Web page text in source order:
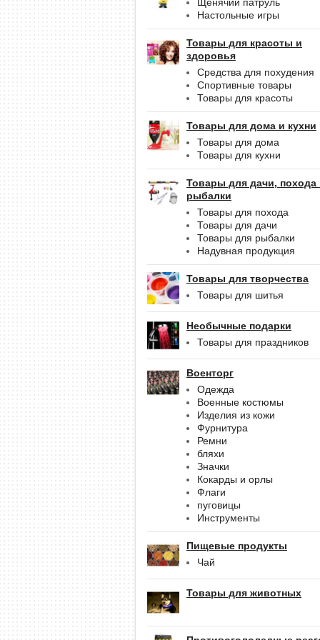
Настольные игры
Товары для красоты и
здоровья
Средства для похудения
Спортивные товары
Товары для красоты
Товары для дома и кухни
Товары для дома
Товары для кухни
Товары для дачи, похода
рыбалки
Товары для похода
Товары для дачи
Товары для рыбалки
Надувная продукция
Товары для творчества
Товары для шитья
Необычные подарки
Товары для праздников
Военторг
Одежда
Военные костюмы
Изделия из кожи
Фурнитура
Ремни
бляхи
Значки
Кокарды и орлы
Флаги
пуговицы
Инструменты
Пищевые продукты
Чай
Товары для животных